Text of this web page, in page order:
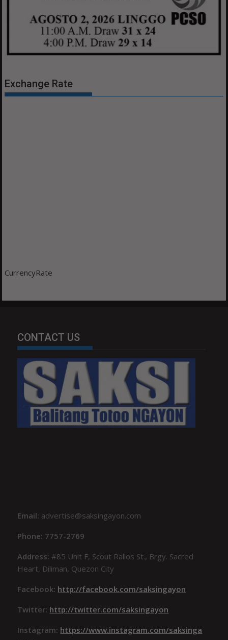
Exchange Rate
CurrencyRate
CONTACT US
Email: advertise@saksingayon.com
Phone: 7757-2769
Address:#85 Unit F, Scout Rallos St., Brgy. Sacred
Heart, Diliman, Quezon City
Facebook: http://facebook.com/saksingayon
Twitter: http://twitter.com/saksingayon
Instagram: https://www.instagram.com/saksinga